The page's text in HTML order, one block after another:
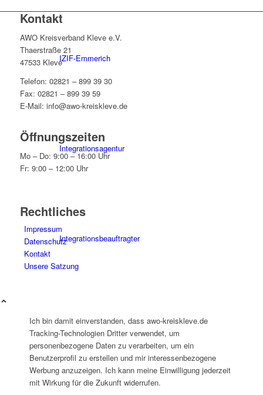
IZIF-Emmerich
Integrationsagentur
Integrationsbeauftragter
Familienbildungswerk (FBW)
Kontakt
AWO Kreisverband Kleve e.V.
Thaerstraße 21
47533 Kleve
Telefon: 02821 – 899 39 30
Fax: 02821 – 899 39 59
E-Mail: info@awo-kreiskleve.de
Öffnungszeiten
Mo – Do: 9:00 – 16:00 Uhr
Fr: 9:00 – 12:00 Uhr
Rechtliches
Impressum
Datenschutz
Kontakt
Unsere Satzung
Ich bin damit einverstanden, dass awo-kreiskleve.de
Tracking-Technologien Dritter verwendet, um
personenbezogene Daten zu verarbeiten, um ein
Benutzerprofil zu erstellen und mir interessenbezogene
Werbung anzuzeigen. Ich kann meine Einwilligung jederzeit
mit Wirkung für die Zukunft widerrufen.